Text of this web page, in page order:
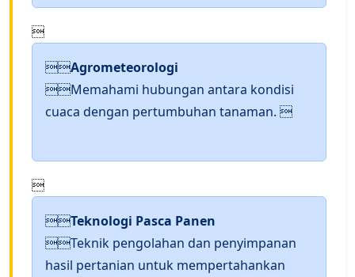

Agrometeorologi
Memahami hubungan antara kondisi
cuaca dengan pertumbuhan tanaman. 

Teknologi Pasca Panen
Teknik pengolahan dan penyimpanan
hasil pertanian untuk mempertahankan